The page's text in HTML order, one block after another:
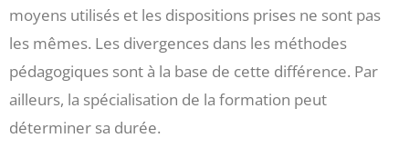
moyens utilisés et les dispositions prises ne sont pas
les mêmes. Les divergences dans les méthodes
pédagogiques sont à la base de cette différence. Par
ailleurs, la spécialisation de la formation peut
déterminer sa durée.